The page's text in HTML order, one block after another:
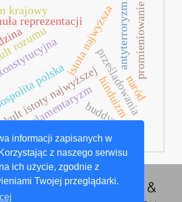
informacji zapisanych w
z naszego serwisu
ich użycie, zgodnie z
Twojej przeglądarki.
istota najwyższa
kult istoty najwyższej
rozumu
polska
reprezentacji
parlamentaryzmprześladowania
hinduizm
buddyzm
krajowy antyterroryzm
naród
promieniowanie